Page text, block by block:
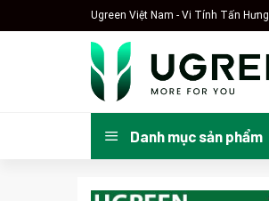
to
Ugreen Việt Nam - Vi Tính Tấn Hưng
Danh mục sản phẩm